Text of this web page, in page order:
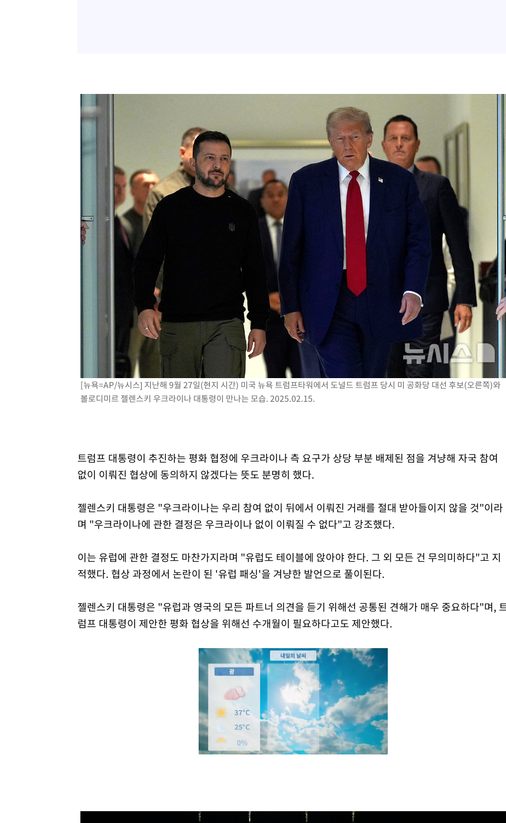
[뉴욕=AP/뉴시스] 지난해 9월 27일(현지 시간) 미국 뉴욕 트럼프타워에서 도널드 트럼프 당시 미 공화당 대선 후보(오른쪽)와
볼로디미르 젤렌스키 우크라이나 대통령이 만나는 모습. 2025.02.15.
트럼프 대통령이 추진하는 평화 협정에 우크라이나 측 요구가 상당 부분 배제된 점을 겨냥해 자국 참여
없이 이뤄진 협상에 동의하지 않겠다는 뜻도 분명히 했다.
젤렌스키 대통령은 "우크라이나는 우리 참여 없이 뒤에서 이뤄진 거래를 절대 받아들이지 않을 것"이라
며 "우크라이나에 관한 결정은 우크라이나 없이 이뤄질 수 없다"고 강조했다.
이는 유럽에 관한 결정도 마찬가지라며 "유럽도 테이블에 앉아야 한다. 그 외 모든 건 무의미하다"고 지
적했다. 협상 과정에서 논란이 된 '유럽 패싱'을 겨냥한 발언으로 풀이된다.
젤렌스키 대통령은 "유럽과 영국의 모든 파트너 의견을 듣기 위해선 공통된 견해가 매우 중요하다"며,
럼프 대통령이 제안한 평화 협상을 위해선 수개월이 필요하다고도 제안했다.